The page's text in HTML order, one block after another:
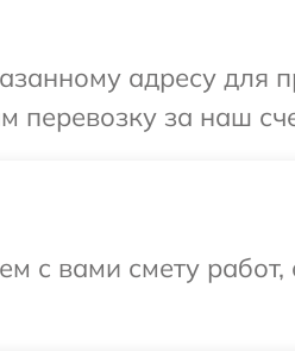
адресу для
перевозку за наш
с вами смету